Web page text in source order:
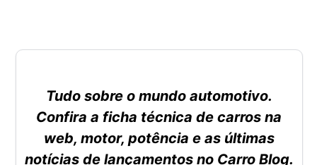
Tudo sobre o mundo automotivo.
Confira a ficha técnica de carros na
web, motor, potência e as últimas
notícias de lançamentos no Carro Blog.